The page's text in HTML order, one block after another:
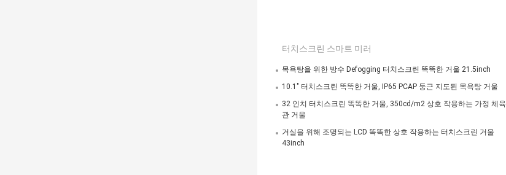
터치스크린 스마트 미러
목욕탕을 위한 방수 Defogging 터치스크린 똑똑한 거울 21.5inch
10.1" 터치스크린 똑똑한 거울, IP65 PCAP 둥근 지도된 목욕탕 거울
32 인치 터치스크린 똑똑한 거울, 350cd/m2 상호 작용하는 가정 체육
관 거울
거실을 위해 조명되는 LCD 똑똑한 상호 작용하는 터치스크린 거울
43inch